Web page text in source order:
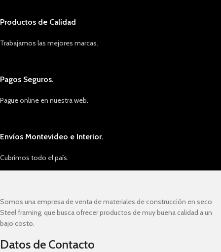
Productos de Calidad
Trabajamos las mejores marcas.
Pagos Seguros.
Pague online en nuestra web.
Envíos Montevideo e Interior.
Cubrimos todo el país.
Somos una empresa de venta de materiales de construcción en seco
Steel framing, que busca ofrecer productos de muy buena calidad a un
bajo costo.
Datos de Contacto